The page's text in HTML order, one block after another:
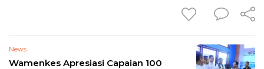
News
Wamenkes Apresiasi Capaian 100